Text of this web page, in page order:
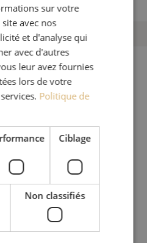
- Connecteurs
sur votre
avec nos
et d'analyse qui
avec d'autres
leur avez fournies
lors de votre
Politique de
Ciblage
Non classifiés